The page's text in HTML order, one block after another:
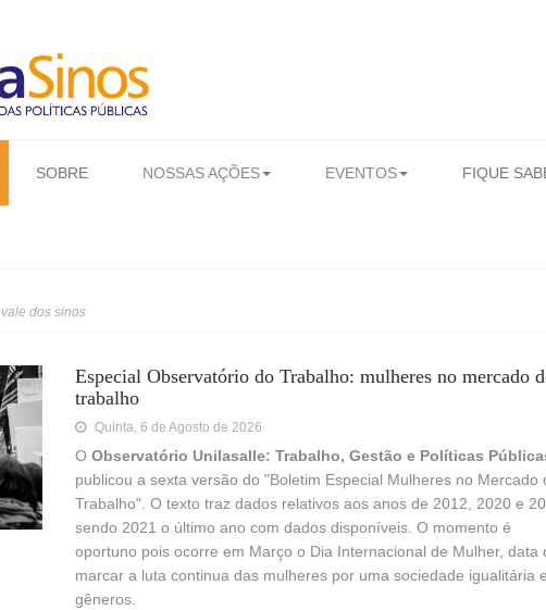
SOBRE NOSSAS AÇÕES EVENTOS FIQUE
vale dos sinos
Especial Observatório do Trabalho: mulheres no mercado
trabalho
Quinta, 6 de Agosto de 2026
O Observatório Unilasalle: Trabalho, Gestão e Políticas
publicou a sexta versão do "Boletim Especial Mulheres no Mercado
Trabalho". O texto traz dados relativos aos anos de 2012, 2020 e
sendo 2021 o último ano com dados disponíveis. O momento é
oportuno pois ocorre em Março o Dia Internacional de Mulher, data
marcar a luta continua das mulheres por uma sociedade igualitária
gêneros.